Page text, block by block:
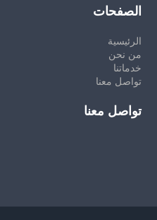
الصفحات
الرئيسية
من نحن
خدماتنا
تواصل معنا
تواصل معنا